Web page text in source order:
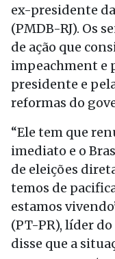
ex-presidente
(PMDB-RJ). Os
de ação que
impeachment e
presidente e
reformas do
“Ele tem que
imediato e o
de eleições
temos de
estamos
(PT-PR), líder
disse que a